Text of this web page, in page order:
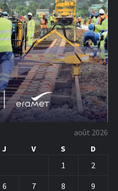
août 2026
J V S
D
1
2
6 7 8 9